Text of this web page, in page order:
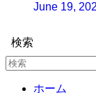
June 19,
検索
ホーム